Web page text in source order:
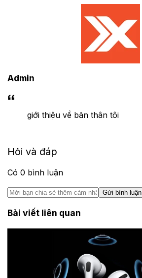
Admin
giới thiệu về bản thân tôi
Hỏi và đáp
Có 0 bình luận
Gửi bình luận
Bài viết liên quan